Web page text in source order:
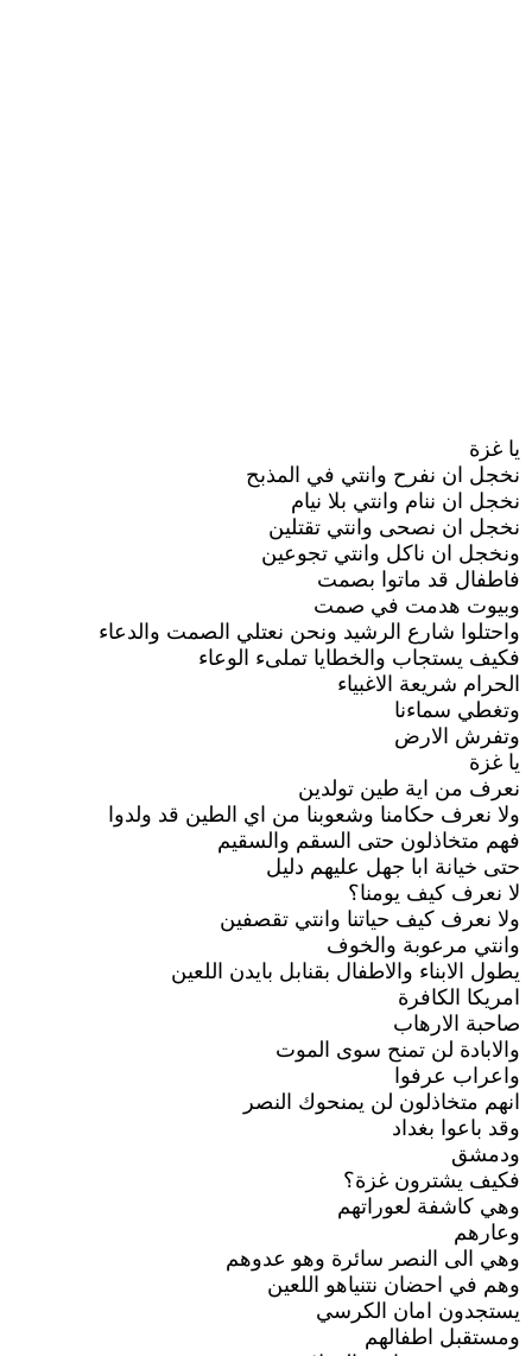
يا غزة
نخجل ان نفرح وانتي في المذبح
نخجل ان ننام وانتي بلا نيام
نخجل ان نصحى وانتي تقتلين
ونخجل ان ناكل وانتي تجوعين
فاطفال قد ماتوا بصمت
وبيوت هدمت في صمت
واحتلوا شارع الرشيد ونحن نعتلي الصمت والدعاء
فكيف يستجاب والخطايا تملىء الوعاء
الحرام شريعة الاغبياء
وتغطي سماءنا
وتفرش الارض
يا غزة
نعرف من اية طين تولدين
ولا نعرف حكامنا وشعوبنا من اي الطين قد ولدوا
فهم متخاذلون حتى السقم والسقيم
حتى خيانة ابا جهل عليهم دليل
لا نعرف كيف يومنا؟
ولا نعرف كيف حياتنا وانتي تقصفين
وانتي مرعوبة والخوف
يطول الابناء والاطفال بقنابل بايدن اللعين
امريكا الكافرة
صاحبة الارهاب
والابادة لن تمنح سوى الموت
واعراب عرفوا
انهم متخاذلون لن يمنحوك النصر
وقد باعوا بغداد
ودمشق
فكيف يشترون غزة؟
وهي كاشفة لعوراتهم
وعارهم
وهي الى النصر سائرة وهو عدوهم
وهم في احضان نتنياهو اللعين
يستجدون امان الكرسي
ومستقبل اطفالهم